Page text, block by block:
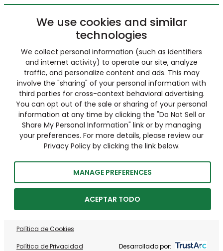
We use cookies and similar
technologies
We collect personal information (such as identifiers
and internet activity) to operate our site, analyze
traffic, and personalize content and ads. This may
involve the "sharing" of your personal information with
third parties for cross-context behavioral advertising.
You can opt out of the sale or sharing of your personal
information at any time by clicking the "Do Not Sell or
Share My Personal Information" link or by managing
your preferences. For more details, please review our
Privacy Policy by clicking the link below.
MANAGE PREFERENCES
ACEPTAR TODO
Política de Cookies
Política de Privacidad Desarrollado por: